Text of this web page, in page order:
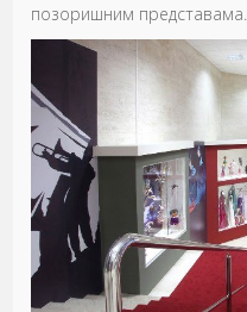
позоришним представама.